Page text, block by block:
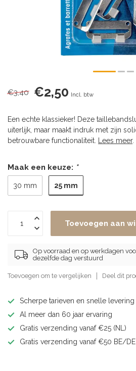
€3,40 €2,50 Incl. btw
Een echte klassieker! Deze
uiterlijk, maar maakt indruk met zijn
betrouwbare functionaliteit.
Lees meer.
Maak een keuze: *
30 mm 25 mm
Toevoegen aan
Op voorraad en op werkdagen
dezelfde dag verstuurd
Toevoegen om te vergelijken Deel dit
Scherpe tarieven en snelle levering
Al meer dan 60 jaar ervaring
Gratis verzending vanaf €25 (NL)
Gratis verzending vanaf €50 BE/DE